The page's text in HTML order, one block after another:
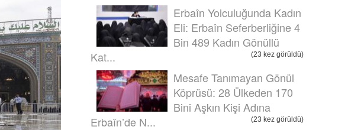
Erbaîn Yolculuğunda Kadın
Eli: Erbaîn Seferberliğine 4
Bin 489 Kadın Gönüllü
Kat...
(23 kez görüldü)
Mesafe Tanımayan Gönül
Köprüsü: 28 Ülkeden 170
Bini Aşkın Kişi Adına
Erbaîn’de N...
(23 kez görüldü)